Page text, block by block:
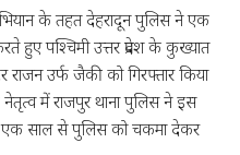
के तहत देहरादून पुलिस ने एक
हुए पश्चिमी उत्तर प्रदेश के कुख्यात
राजन उर्फ जैकी को गिरफ्तार किया
नेतृत्व में राजपुर थाना पुलिस ने इस
एक साल से पुलिस को चकमा देकर